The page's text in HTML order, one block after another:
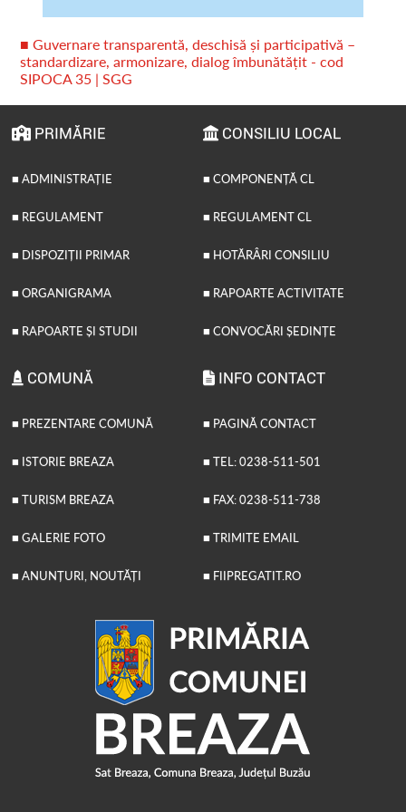
■ Guvernare transparentă, deschisă și participativă –
standardizare, armonizare, dialog îmbunătățit - cod
SIPOCA 35 | SGG
PRIMĂRIE
■ ADMINISTRAȚIE
■ REGULAMENT
■ DISPOZIȚII PRIMAR
■ ORGANIGRAMA
■ RAPOARTE ȘI STUDII
CONSILIU LOCAL
■ COMPONENȚĂ CL
■ REGULAMENT CL
■ HOTĂRÂRI CONSILIU
■ RAPOARTE ACTIVITATE
■ CONVOCĂRI ȘEDINȚE
COMUNĂ
■ PREZENTARE COMUNĂ
■ ISTORIE BREAZA
■ TURISM BREAZA
■ GALERIE FOTO
■ ANUNȚURI, NOUTĂȚI
INFO CONTACT
■ PAGINĂ CONTACT
■ TEL: 0238-511-501
■ FAX: 0238-511-738
■ TRIMITE EMAIL
■ FIIPREGATIT.RO